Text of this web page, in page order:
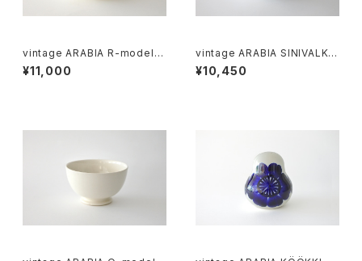
vintage ARABIA R-model b
owl / オールドアラビア ボウル
アイボリー
¥11,000
vintage ARABIA SINIVALKO
R-model bowl / オールドアラ
ビア シニヴァルコ ボウル
¥10,450